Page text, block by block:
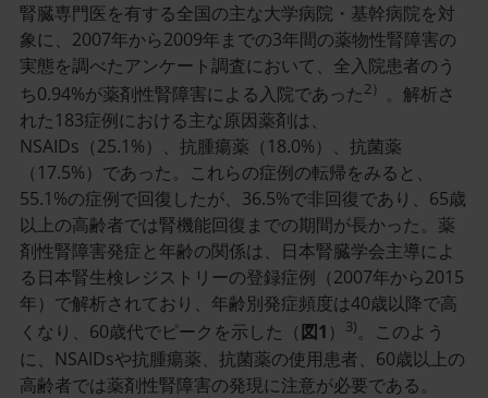
腎臓専門医を有する全国の主な大学病院・基幹病院を対
象に、2007年から2009年までの3年間の薬物性腎障害の
実態を調べたアンケート調査において、全入院患者のう
ち0.94%が薬剤性腎障害による入院であった2） 。解析さ
れた183症例における主な原因薬剤は、
NSAIDs（25.1%）、抗腫瘍薬（18.0%）、抗菌薬
（17.5%）であった。これらの症例の転帰をみると、
55.1%の症例で回復したが、36.5%で非回復であり、65歳
以上の高齢者では腎機能回復までの期間が長かった。薬
剤性腎障害発症と年齢の関係は、日本腎臓学会主導によ
る日本腎生検レジストリーの登録症例（2007年から2015
年）で解析されており、年齢別発症頻度は40歳以降で高
くなり、60歳代でピークを示した（ 図1 ） 3)。このよう
に、NSAIDsや抗腫瘍薬、抗菌薬の使用患者、60歳以上の
高齢者では薬剤性腎障害の発現に注意が必要である。